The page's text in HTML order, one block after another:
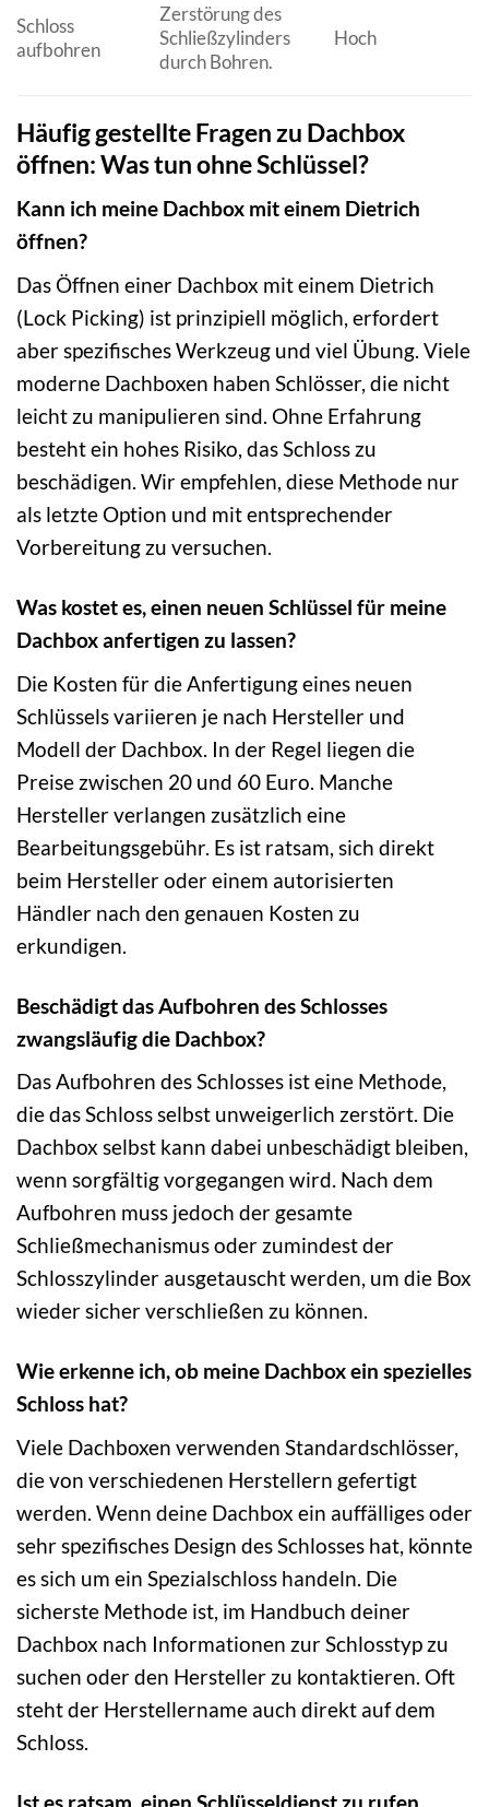
Schloss
aufbohren
Zerstörung des
Schließzylinders
durch Bohren.
Hoch
Häufig gestellte Fragen zu Dachbox
öffnen: Was tun ohne Schlüssel?
Kann ich meine Dachbox mit einem Dietrich
öffnen?
Das Öffnen einer Dachbox mit einem Dietrich
(Lock Picking) ist prinzipiell möglich, erfordert
aber spezifisches Werkzeug und viel Übung. Viele
moderne Dachboxen haben Schlösser, die nicht
leicht zu manipulieren sind. Ohne Erfahrung
besteht ein hohes Risiko, das Schloss zu
beschädigen. Wir empfehlen, diese Methode nur
als letzte Option und mit entsprechender
Vorbereitung zu versuchen.
Was kostet es, einen neuen Schlüssel für meine
Dachbox anfertigen zu lassen?
Die Kosten für die Anfertigung eines neuen
Schlüssels variieren je nach Hersteller und
Modell der Dachbox. In der Regel liegen die
Preise zwischen 20 und 60 Euro. Manche
Hersteller verlangen zusätzlich eine
Bearbeitungsgebühr. Es ist ratsam, sich direkt
beim Hersteller oder einem autorisierten
Händler nach den genauen Kosten zu
erkundigen.
Beschädigt das Aufbohren des Schlosses
zwangsläufig die Dachbox?
Das Aufbohren des Schlosses ist eine Methode,
die das Schloss selbst unweigerlich zerstört. Die
Dachbox selbst kann dabei unbeschädigt bleiben,
wenn sorgfältig vorgegangen wird. Nach dem
Aufbohren muss jedoch der gesamte
Schließmechanismus oder zumindest der
Schlosszylinder ausgetauscht werden, um die Box
wieder sicher verschließen zu können.
Wie erkenne ich, ob meine Dachbox ein spezielles
Schloss hat?
Viele Dachboxen verwenden Standardschlösser,
die von verschiedenen Herstellern gefertigt
werden. Wenn deine Dachbox ein auffälliges oder
sehr spezifisches Design des Schlosses hat, könnte
es sich um ein Spezialschloss handeln. Die
sicherste Methode ist, im Handbuch deiner
Dachbox nach Informationen zur Schlosstyp zu
suchen oder den Hersteller zu kontaktieren. Oft
steht der Herstellername auch direkt auf dem
Schloss.
Ist es ratsam, einen Schlüsseldienst zu rufen,